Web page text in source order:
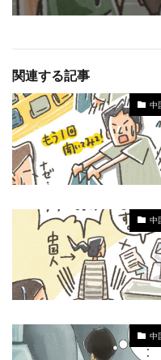
関連する記事
中
中
中